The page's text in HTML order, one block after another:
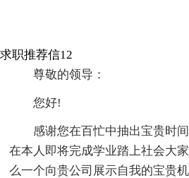
求职推荐信12
尊敬的领导：
您好!
感谢您在百忙中抽出宝贵时
在本人即将完成学业踏上社会大
么一个向贵公司展示自我的宝贵